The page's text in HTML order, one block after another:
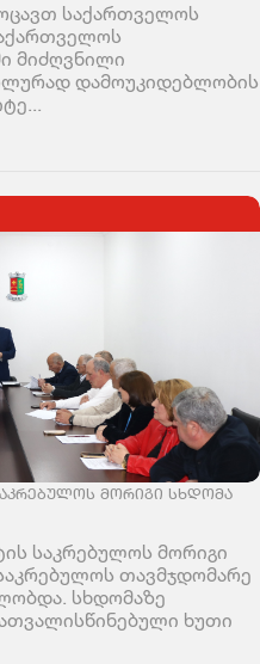
საქართველოს
მიძღვნილი
დამოუკიდებლობის
ᲛᲝᲠᲘᲒᲘ ᲡᲮᲓᲝᲛᲐ
საკრებულოს მორიგი
თავმჯდომარე
სხდომაზე
ხუთი